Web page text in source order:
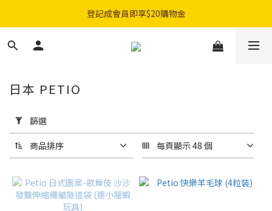
購物滿$300免費順豐智能櫃｜$450免費送貨上門
購物滿$300免費順豐智能櫃｜$450免費送貨上門
用
篩
選
(0/20)
品
牌
日本 PETIO
篩選
商品排序 每頁顯示 48 個